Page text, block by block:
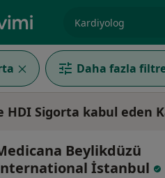
Daha fazla
HDI Sigorta kabul eden
Beylikdüzü
İstanbul